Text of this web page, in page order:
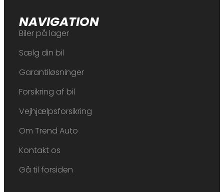
NAVIGATION
Biler på lager
Sælg din bil
Garantiløsninger
Forsikring af bil
Vejhjælpsforsikring
Om Trend Auto
Kontakt os
Gå til forsiden